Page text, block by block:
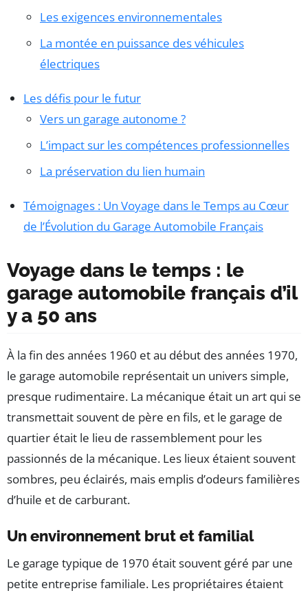
Les exigences environnementales
La montée en puissance des véhicules
électriques
Les défis pour le futur
Vers un garage autonome ?
L’impact sur les compétences professionnelles
La préservation du lien humain
Témoignages : Un Voyage dans le Temps au Cœur
de l’Évolution du Garage Automobile Français
Voyage dans le temps : le
garage automobile français d’il
y a 50 ans
À la fin des années 1960 et au début des années 1970,
le garage automobile représentait un univers simple,
presque rudimentaire. La mécanique était un art qui se
transmettait souvent de père en fils, et le garage de
quartier était le lieu de rassemblement pour les
passionnés de la mécanique. Les lieux étaient souvent
sombres, peu éclairés, mais emplis d’odeurs familières
d’huile et de carburant.
Un environnement brut et familial
Le garage typique de 1970 était souvent géré par une
petite entreprise familiale. Les propriétaires étaient